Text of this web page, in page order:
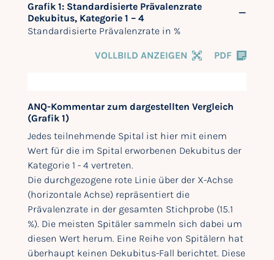
Grafik 1: Standardisierte Prävalenzrate
Dekubitus, Kategorie 1 – 4
Standardisierte Prävalenzrate in %
VOLLBILD ANZEIGEN PDF
ANQ-Kommentar zum dargestellten Vergleich
(Grafik 1)
Jedes teilnehmende Spital ist hier mit einem
Wert für die im Spital erworbenen Dekubitus der
Kategorie 1 - 4 vertreten.
Die durchgezogene rote Linie über der X-Achse
(horizontale Achse) repräsentiert die
Prävalenzrate in der gesamten Stichprobe (15.1
%). Die meisten Spitäler sammeln sich dabei um
diesen Wert herum. Eine Reihe von Spitälern hat
überhaupt keinen Dekubitus-Fall berichtet. Diese